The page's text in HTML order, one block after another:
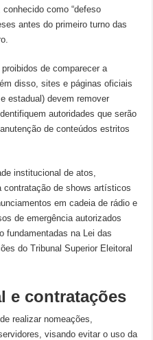
como “defeso
antes do primeiro turno das
de comparecer a
disso, sites e páginas oficiais
estadual) devem remover
autoridades que serão
de conteúdos estritos
institucional de atos,
de shows artísticos
em cadeia de rádio e
de emergência autorizados
fundamentadas na Lei das
do Tribunal Superior Eleitoral
e contratações
realizar nomeações,
visando evitar o uso da